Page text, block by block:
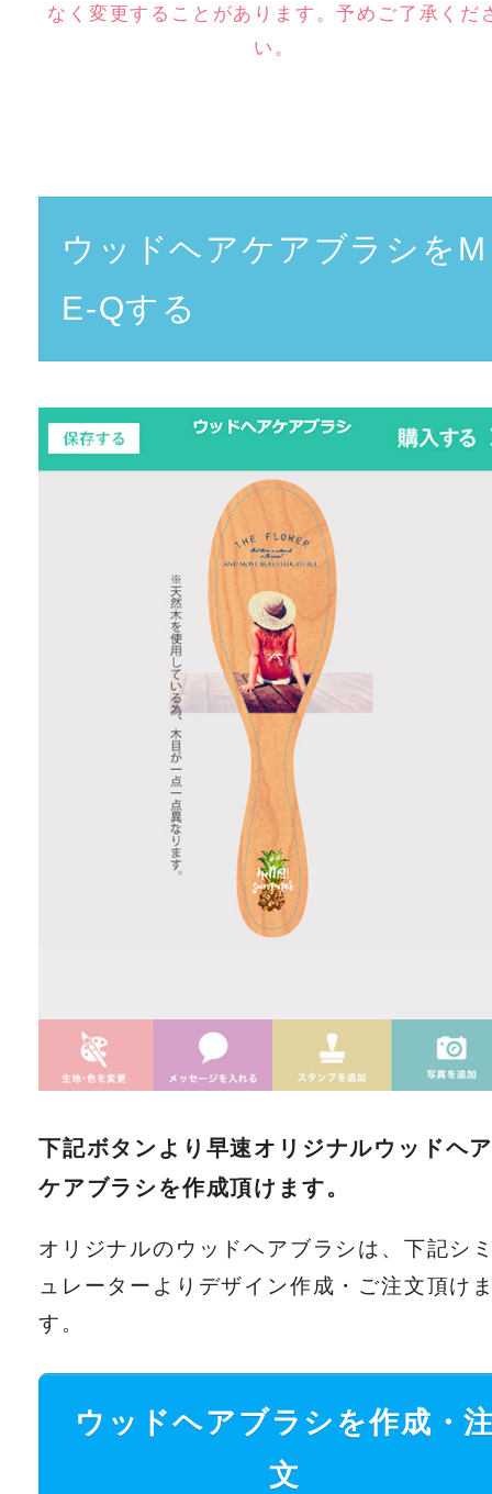
なく変更することがあります。予めご了承くだ
い。
ウッドヘアケアブラシをM
E-Qする
下記ボタンより早速オリジナルウッドヘ
ケアブラシを作成頂けます。
オリジナルのウッドヘアブラシは、下記シ
ュレーターよりデザイン作成・ご注文頂け
す。
ウッドヘアブラシを作成・
文